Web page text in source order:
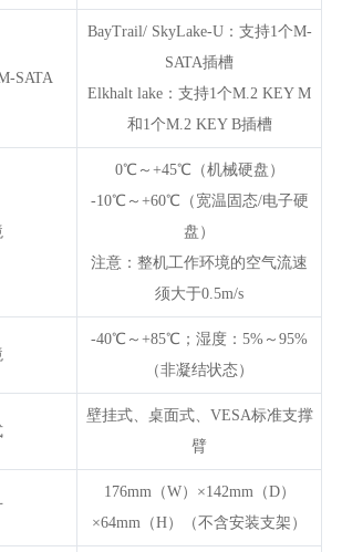
SATA
BayTrail/ SkyLake-U：支持1个M-
SATA插槽
Elkhalt lake：支持1个M.2 KEY M
和1个M.2 KEY B插槽
0℃～+45℃（机械硬盘）
-10℃～+60℃（宽温固态/电子硬
盘）
注意：整机工作环境的空气流速
须大于0.5m/s
-40℃～+85℃；湿度：5%～95%
（非凝结状态）
壁挂式、桌面式、VESA标准支撑
臂
176mm（W）×142mm（D）
×64mm（H）（不含安装支架）